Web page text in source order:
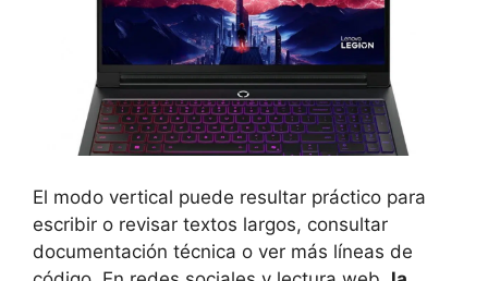
El modo vertical puede resultar práctico para
escribir o revisar textos largos, consultar
documentación técnica o ver más líneas de